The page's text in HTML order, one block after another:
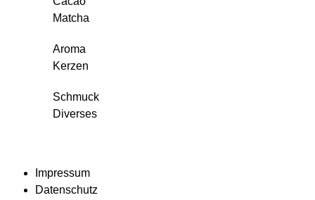
Matcha
Aroma
Kerzen
Schmuck
Diverses
Impressum
Datenschutz